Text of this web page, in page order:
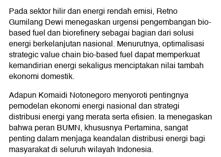
Pada sektor hilir dan energi rendah emisi, Retno
Gumilang Dewi menegaskan urgensi pengembangan bio-
based fuel dan biorefinery sebagai bagian dari solusi
energi berkelanjutan nasional. Menurutnya, optimalisasi
strategic value chain bio-based fuel dapat memperkuat
kemandirian energi sekaligus menciptakan nilai tambah
ekonomi domestik.
Adapun Komaidi Notonegoro menyoroti pentingnya
pemodelan ekonomi energi nasional dan strategi
distribusi energi yang merata serta efisien. Ia menegaskan
bahwa peran BUMN, khususnya Pertamina, sangat
penting dalam menjaga keandalan distribusi energi bagi
masyarakat di seluruh wilayah Indonesia.